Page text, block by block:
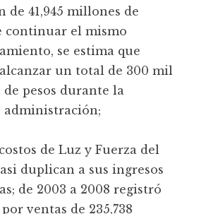
de 41,945 millones de
continuar el mismo
se estima que
un total de 300 mil
pesos durante la
administración;
de Luz y Fuerza del
duplican a sus ingresos
de 2003 a 2008 registró
ventas de 235,738